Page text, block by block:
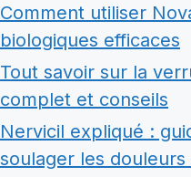
Comment utiliser
biologiques efficaces
Tout savoir sur la
complet et conseils
Nervicil expliqué :
soulager les douleurs